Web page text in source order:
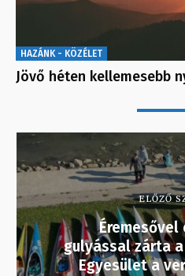
HAZÁNK - KÖZÉLET
Jövő héten kellemesebb
ELŐZŐ
Éremesővel
gulyással zárta
Egyesület a